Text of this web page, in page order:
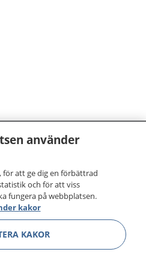
använder
för att ge dig en förbättrad
och för att viss
fungera på webbplatsen.
kakor
KAKOR